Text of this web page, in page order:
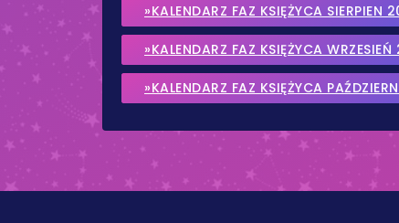
»KALENDARZ FAZ KSIĘŻYCA SIERPIEN
»KALENDARZ FAZ KSIĘŻYCA
»KALENDARZ FAZ KSIĘŻYCA